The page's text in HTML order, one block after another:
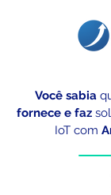
Você sabia
fornece e faz
IoT com